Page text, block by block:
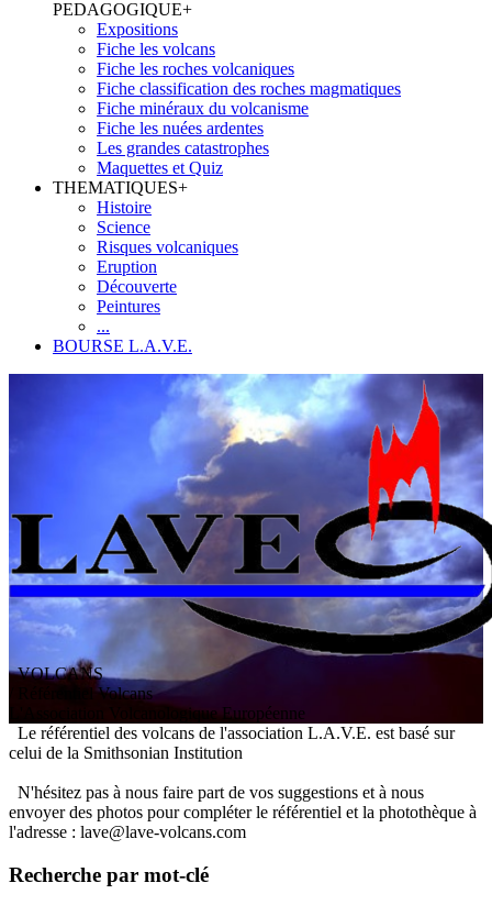
PEDAGOGIQUE+
Expositions
Fiche les volcans
Fiche les roches volcaniques
Fiche classification des roches magmatiques
Fiche minéraux du volcanisme
Fiche les nuées ardentes
Les grandes catastrophes
Maquettes et Quiz
THEMATIQUES+
Histoire
Science
Risques volcaniques
Eruption
Découverte
Peintures
...
BOURSE L.A.V.E.
VOLCANS
/ Référentiel Volcans
ssociation V olcanologiqueEuropéenne
Le référentiel des volcans de l'association L.A.V.E. est basé sur
celui de la Smithsonian Institution
N'hésitez pas à nous faire part de vos suggestions et à nous
envoyer des photos pour compléter le référentiel et la photothèque à
l'adresse : lave@lave-volcans.com
Recherche par mot-clé